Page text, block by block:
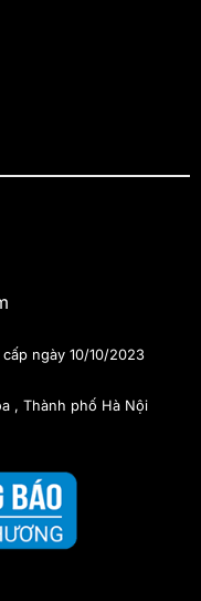
ngày 10/10/2023
, Thành phố Hà Nội